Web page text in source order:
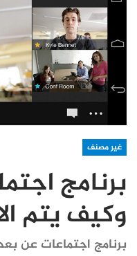
غير مصنف
برنامج
وكيف يتم
برنامج اجتماعات عن